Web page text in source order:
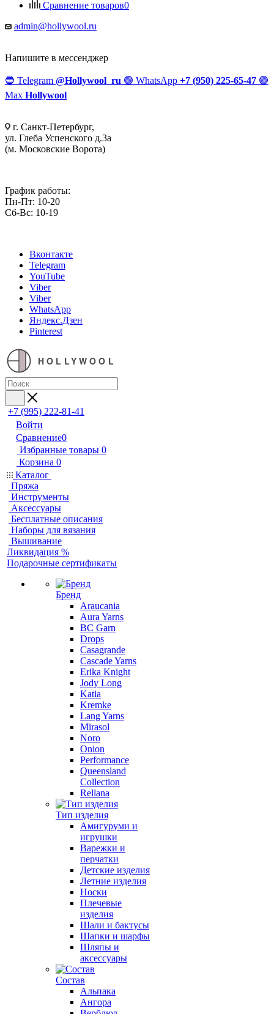
Сравнение товаров0
admin@hollywool.ru
Напишите в мессенджер
🔵 Telegram @Hollywool_ru 🟢 WhatsApp +7 (950) 225-65-47 🟣
Max Hollywool
г. Санкт-Петербург,
ул. Глеба Успенского д.3а
(м. Московские Ворота)
График работы:
Пн-Пт: 10-20
Сб-Вс: 10-19
Вконтакте
Telegram
YouTube
Viber
Viber
WhatsApp
Яндекс.Дзен
Pinterest
HOLLYWOOL
+7 (995) 222-81-41
Войти
Сравнение0
Избранные товары 0
Корзина 0
Каталог
Пряжа
Инструменты
Аксессуары
Бесплатные описания
Наборы для вязания
Вышивание
Ликвидация %
Подарочные сертификаты
Бренд
Araucania
Aura Yarns
BC Garn
Drops
Casagrande
Cascade Yarns
Erika Knight
Jody Long
Katia
Kremke
Lang Yarns
Mirasol
Noro
Onion
Performance
Queensland
Collection
Rellana
Тип изделия
Амигуруми и
игрушки
Варежки и
перчатки
Детские изделия
Летние изделия
Носки
Плечевые
изделия
Шали и бактусы
Шапки и шарфы
Шляпы и
аксессуары
Состав
Альпака
Ангора